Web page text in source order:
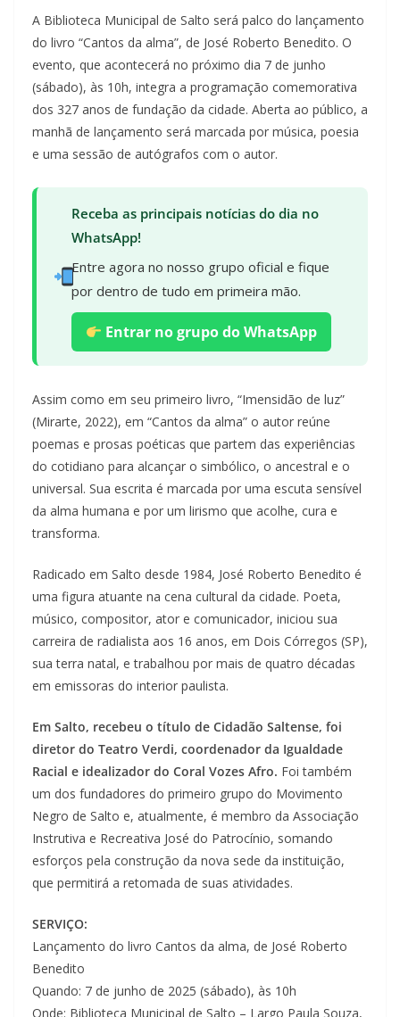
A Biblioteca Municipal de Salto será palco do lançamento
do livro “Cantos da alma”, de José Roberto Benedito. O
evento, que acontecerá no próximo dia 7 de junho
(sábado), às 10h, integra a programação comemorativa
dos 327 anos de fundação da cidade. Aberta ao público, a
manhã de lançamento será marcada por música, poesia
e uma sessão de autógrafos com o autor.
Receba as principais notícias do dia no
WhatsApp!
Entre agora no nosso grupo oficial e fique
por dentro de tudo em primeira mão.
Entrar no grupo do WhatsApp
Assim como em seu primeiro livro, “Imensidão de luz”
(Mirarte, 2022), em “Cantos da alma” o autor reúne
poemas e prosas poéticas que partem das experiências
do cotidiano para alcançar o simbólico, o ancestral e o
universal. Sua escrita é marcada por uma escuta sensível
da alma humana e por um lirismo que acolhe, cura e
transforma.
Radicado em Salto desde 1984, José Roberto Benedito é
uma figura atuante na cena cultural da cidade. Poeta,
músico, compositor, ator e comunicador, iniciou sua
carreira de radialista aos 16 anos, em Dois Córregos (SP),
sua terra natal, e trabalhou por mais de quatro décadas
em emissoras do interior paulista.
Em Salto, recebeu o título de Cidadão Saltense, foi
diretor do Teatro Verdi, coordenador da Igualdade
Racial e idealizador do Coral Vozes Afro. Foi também
um dos fundadores do primeiro grupo do Movimento
Negro de Salto e, atualmente, é membro da Associação
Instrutiva e Recreativa José do Patrocínio, somando
esforços pela construção da nova sede da instituição,
que permitirá a retomada de suas atividades.
SERVIÇO:
Lançamento do livro Cantos da alma, de José Roberto
Benedito
Quando: 7 de junho de 2025 (sábado), às 10h
Onde: Biblioteca Municipal de Salto – Largo Paula Souza,